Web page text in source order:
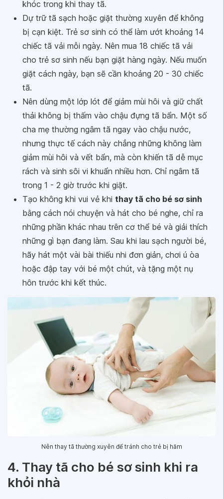
khóc trong khi thay tã.
Dự trữ tã sạch hoặc giặt thường xuyên để không
bị cạn kiệt. Trẻ sơ sinh có thể làm ướt khoảng 14
chiếc tã vải mỗi ngày. Nên mua 18 chiếc tã vải
cho trẻ sơ sinh nếu bạn giặt hàng ngày. Nếu muốn
giặt cách ngày, bạn sẽ cần khoảng 20 - 30 chiếc
tã.
Nên dùng một lớp lót để giảm mùi hôi và giữ chất
thải không bị thấm vào chậu đựng tã bẩn. Một số
cha mẹ thường ngâm tã ngay vào chậu nước,
nhưng thực tế cách này chẳng những không làm
giảm mùi hôi và vết bẩn, mà còn khiến tã dễ mục
rách và sinh sôi vi khuẩn nhiều hơn. Chỉ ngâm tã
trong 1 - 2 giờ trước khi giặt.
Tạo không khi vui vẻ khi thay tã cho bé sơ sinh
bằng cách nói chuyện và hát cho bé nghe, chỉ ra
những phần khác nhau trên cơ thể bé và giải thích
những gì bạn đang làm. Sau khi lau sạch người bé,
hãy hát một vài bài thiếu nhi đơn giản, chơi ú òa
hoặc đập tay với bé một chút, và tặng một nụ
hôn trước khi kết thúc.
Nên thay tã thường xuyên để tránh cho trẻ bị hăm
4. Thay tã cho bé sơ sinh khi ra
khỏi nhà